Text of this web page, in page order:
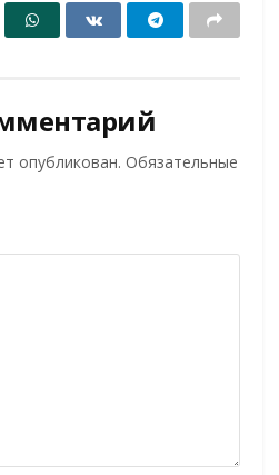
опубликован. Обязательные